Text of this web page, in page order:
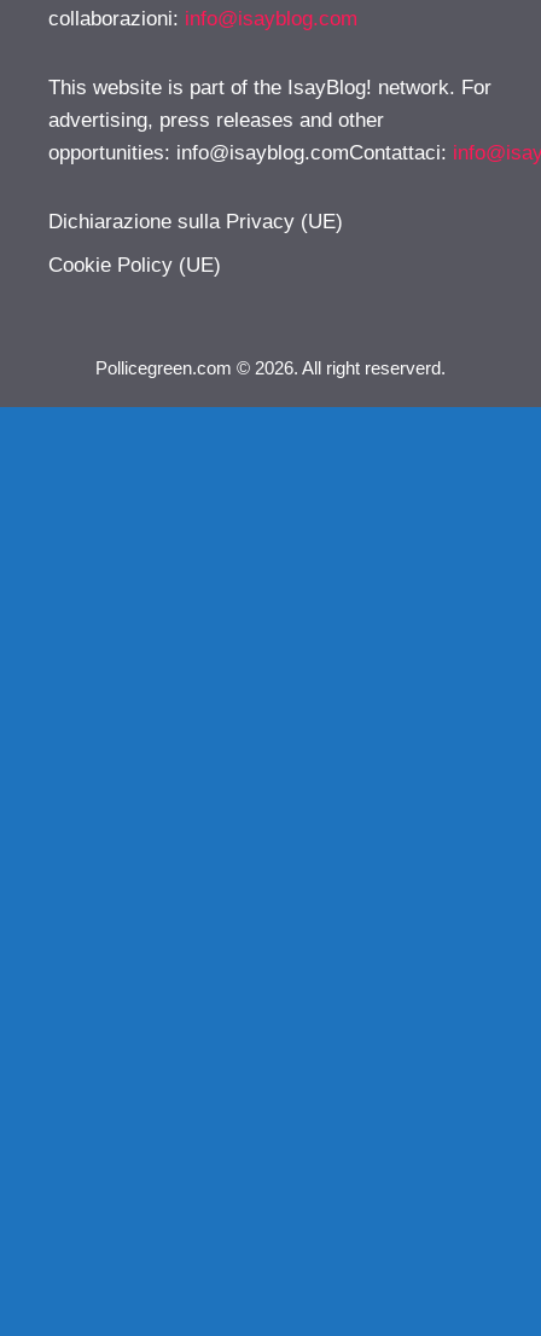
collaborazioni: info@isayblog.com
This website is part of the IsayBlog! network. For
advertising, press releases and other
opportunities: info@isayblog.comContattaci:
Dichiarazione sulla Privacy (UE)
Cookie Policy (UE)
Pollicegreen.com © 2026. All right reserverd.